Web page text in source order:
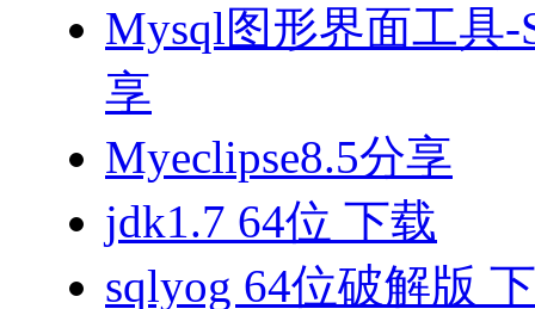
Mysql图形界面工具-
享
Myeclipse8.5分享
jdk1.7 64位 下载
sqlyog 64位破解版